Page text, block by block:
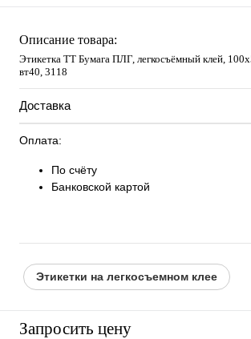
Описание товара:
Этикетка ТТ Бумага ПЛГ, легкосъёмный клей,
вт40, 3118
Доставка
Оплата:
По счёту
Банковской картой
Этикетки на легкосъемном клее
Запросить цену